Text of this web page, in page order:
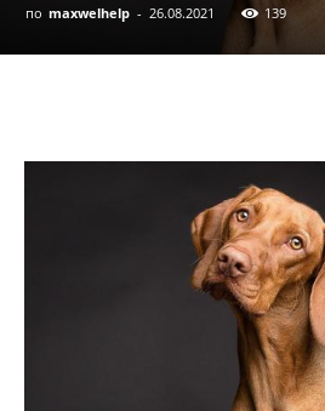
по maxwelhelp - 26.08.2021 139